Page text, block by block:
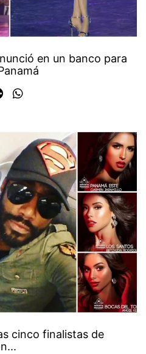
en un banco para
cinco finalistas de